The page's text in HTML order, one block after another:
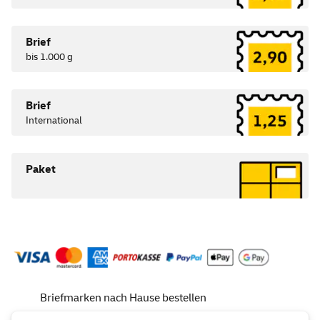
Brief
bis 1.000 g
Brief
International
Paket
Briefmarken nach Hause bestellen